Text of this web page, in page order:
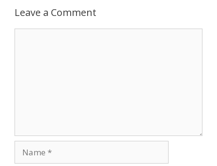
Leave a Comment